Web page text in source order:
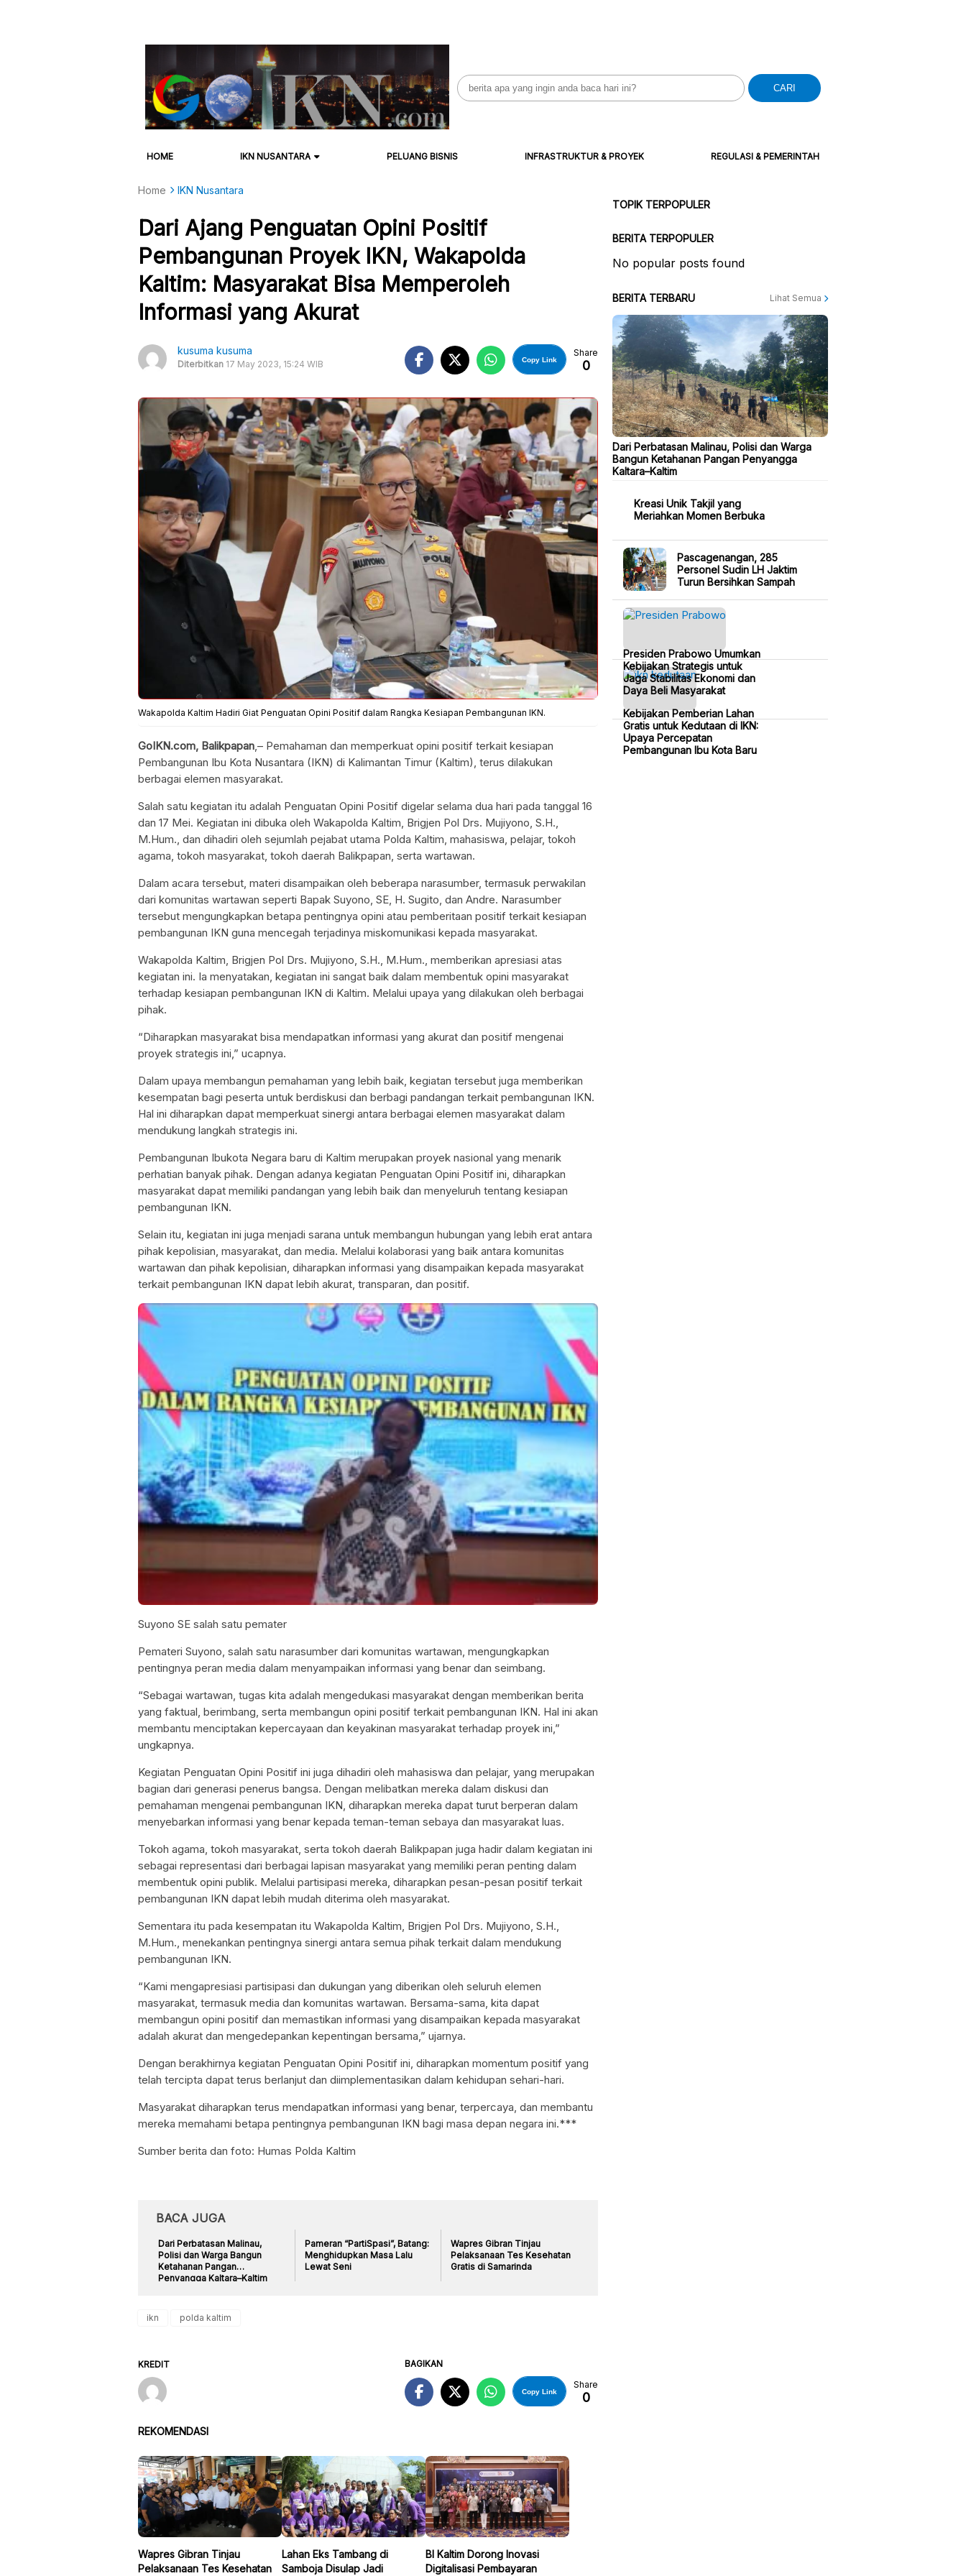
Search
for:
CARI
HOME IKN NUSANTARA PELUANG BISNIS INFRASTRUKTUR & PROYEK REGULASI & PEMERINTAH
Home IKN Nusantara
Dari Ajang Penguatan Opini Positif
Pembangunan Proyek IKN, Wakapolda
Kaltim: Masyarakat Bisa Memperoleh
Informasi yang Akurat
kusuma kusuma
Diterbitkan 17 May 2023, 15:24 WIB Copy Link
Share
0
Wakapolda Kaltim Hadiri Giat Penguatan Opini Positif dalam Rangka Kesiapan Pembangunan IKN.
GoIKN.com, Balikpapan ,– Pemahaman dan memperkuat opini positif terkait kesiapan
Pembangunan Ibu Kota Nusantara (IKN) di Kalimantan Timur (Kaltim), terus dilakukan
berbagai elemen masyarakat.
Salah satu kegiatan itu adalah Penguatan Opini Positif digelar selama dua hari pada tanggal 16
dan 17 Mei. Kegiatan ini dibuka oleh Wakapolda Kaltim, Brigjen Pol Drs. Mujiyono, S.H.,
M.Hum., dan dihadiri oleh sejumlah pejabat utama Polda Kaltim, mahasiswa, pelajar, tokoh
agama, tokoh masyarakat, tokoh daerah Balikpapan, serta wartawan.
Dalam acara tersebut, materi disampaikan oleh beberapa narasumber, termasuk perwakilan
dari komunitas wartawan seperti Bapak Suyono, SE, H. Sugito, dan Andre. Narasumber
tersebut mengungkapkan betapa pentingnya opini atau pemberitaan positif terkait kesiapan
pembangunan IKN guna mencegah terjadinya miskomunikasi kepada masyarakat.
Wakapolda Kaltim, Brigjen Pol Drs. Mujiyono, S.H., M.Hum., memberikan apresiasi atas
kegiatan ini. Ia menyatakan, kegiatan ini sangat baik dalam membentuk opini masyarakat
terhadap kesiapan pembangunan IKN di Kaltim. Melalui upaya yang dilakukan oleh berbagai
pihak.
“Diharapkan masyarakat bisa mendapatkan informasi yang akurat dan positif mengenai
proyek strategis ini,” ucapnya.
Dalam upaya membangun pemahaman yang lebih baik, kegiatan tersebut juga memberikan
kesempatan bagi peserta untuk berdiskusi dan berbagi pandangan terkait pembangunan IKN.
Hal ini diharapkan dapat memperkuat sinergi antara berbagai elemen masyarakat dalam
mendukung langkah strategis ini.
Pembangunan Ibukota Negara baru di Kaltim merupakan proyek nasional yang menarik
perhatian banyak pihak. Dengan adanya kegiatan Penguatan Opini Positif ini, diharapkan
masyarakat dapat memiliki pandangan yang lebih baik dan menyeluruh tentang kesiapan
pembangunan IKN.
Selain itu, kegiatan ini juga menjadi sarana untuk membangun hubungan yang lebih erat antara
pihak kepolisian, masyarakat, dan media. Melalui kolaborasi yang baik antara komunitas
wartawan dan pihak kepolisian, diharapkan informasi yang disampaikan kepada masyarakat
terkait pembangunan IKN dapat lebih akurat, transparan, dan positif.
Suyono SE salah satu pemater
Pemateri Suyono, salah satu narasumber dari komunitas wartawan, mengungkapkan
pentingnya peran media dalam menyampaikan informasi yang benar dan seimbang.
“Sebagai wartawan, tugas kita adalah mengedukasi masyarakat dengan memberikan berita
yang faktual, berimbang, serta membangun opini positif terkait pembangunan IKN. Hal ini akan
membantu menciptakan kepercayaan dan keyakinan masyarakat terhadap proyek ini,”
ungkapnya.
Kegiatan Penguatan Opini Positif ini juga dihadiri oleh mahasiswa dan pelajar, yang merupakan
bagian dari generasi penerus bangsa. Dengan melibatkan mereka dalam diskusi dan
pemahaman mengenai pembangunan IKN, diharapkan mereka dapat turut berperan dalam
menyebarkan informasi yang benar kepada teman-teman sebaya dan masyarakat luas.
Tokoh agama, tokoh masyarakat, serta tokoh daerah Balikpapan juga hadir dalam kegiatan ini
sebagai representasi dari berbagai lapisan masyarakat yang memiliki peran penting dalam
membentuk opini publik. Melalui partisipasi mereka, diharapkan pesan-pesan positif terkait
pembangunan IKN dapat lebih mudah diterima oleh masyarakat.
Sementara itu pada kesempatan itu Wakapolda Kaltim, Brigjen Pol Drs. Mujiyono, S.H.,
M.Hum., menekankan pentingnya sinergi antara semua pihak terkait dalam mendukung
pembangunan IKN.
“Kami mengapresiasi partisipasi dan dukungan yang diberikan oleh seluruh elemen
masyarakat, termasuk media dan komunitas wartawan. Bersama-sama, kita dapat
membangun opini positif dan memastikan informasi yang disampaikan kepada masyarakat
adalah akurat dan mengedepankan kepentingan bersama,” ujarnya.
Dengan berakhirnya kegiatan Penguatan Opini Positif ini, diharapkan momentum positif yang
telah tercipta dapat terus berlanjut dan diimplementasikan dalam kehidupan sehari-hari.
Masyarakat diharapkan terus mendapatkan informasi yang benar, terpercaya, dan membantu
mereka memahami betapa pentingnya pembangunan IKN bagi masa depan negara ini.***
Sumber berita dan foto: Humas Polda Kaltim
BACA JUGA
Dari Perbatasan Malinau,
Polisi dan Warga Bangun
Ketahanan Pangan
Penyangga Kaltara–Kaltim
Pameran “PartiSpasi”, Batang:
Menghidupkan Masa Lalu
Lewat Seni
Wapres Gibran Tinjau
Pelaksanaan Tes Kesehatan
Gratis di Samarinda
ikn polda kaltim
KREDIT BAGIKAN
Copy Link
Share
0
REKOMENDASI
Wapres Gibran Tinjau
Pelaksanaan Tes Kesehatan
Lahan Eks Tambang di
Samboja Disulap Jadi
BI Kaltim Dorong Inovasi
Digitalisasi Pembayaran
TOPIK TERPOPULER
BERITA TERPOPULER
No popular posts found
BERITA TERBARU Lihat Semua
Dari Perbatasan Malinau, Polisi dan Warga
Bangun Ketahanan Pangan Penyangga
Kaltara–Kaltim
Kreasi Unik Takjil yang
Meriahkan Momen Berbuka
Pascagenangan, 285
Personel Sudin LH Jaktim
Turun Bersihkan Sampah
Presiden Prabowo Umumkan
Kebijakan Strategis untuk
Jaga Stabilitas Ekonomi dan
Daya Beli Masyarakat
Kebijakan Pemberian Lahan
Gratis untuk Kedutaan di IKN:
Upaya Percepatan
Pembangunan Ibu Kota Baru